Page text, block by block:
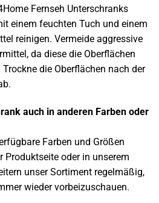
Fernseh Unterschranks
einem feuchten Tuch und einem
reinigen. Vermeide aggressive
da diese die Oberflächen
die Oberflächen nach der
auch in anderen Farben oder
Farben und Größen
Produktseite oder in unserem
unser Sortiment regelmäßig,
wieder vorbeizuschauen.